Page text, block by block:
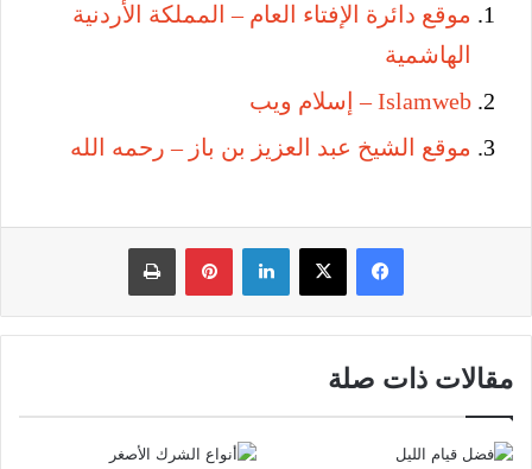
موقع دائرة الإفتاء العام – المملكة الأردنية
الهاشمية
Islamweb – إسلام ويب
موقع الشيخ عبد العزيز بن باز – رحمه الله
فيسبوك لينكدإن بينتيريست
مقالات ذات صلة